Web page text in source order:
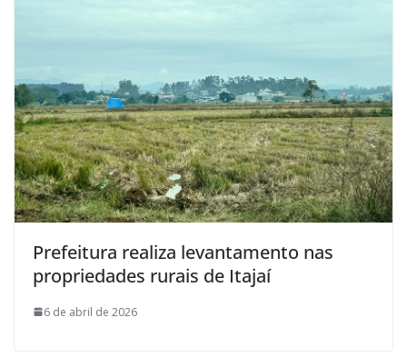
Prefeitura realiza levantamento nas
propriedades rurais de Itajaí
6 de abril de 2026